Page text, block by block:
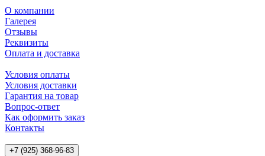
О компании
Галерея
Отзывы
Реквизиты
Оплата и доставка
Условия оплаты
Условия доставки
Гарантия на товар
Вопрос-ответ
Как оформить заказ
Контакты
+7 (925) 368-96-83